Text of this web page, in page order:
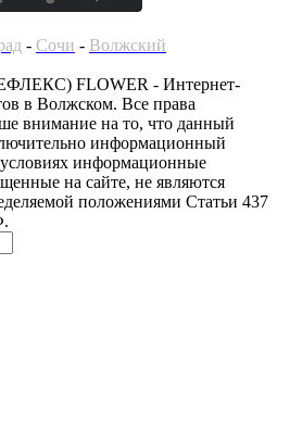
- Сочи - Волжский
FLOWER - Интернет-
в Волжском. Все права
внимание на то, что данный
информационный
информационные
на сайте, не являются
положениями Статьи 437